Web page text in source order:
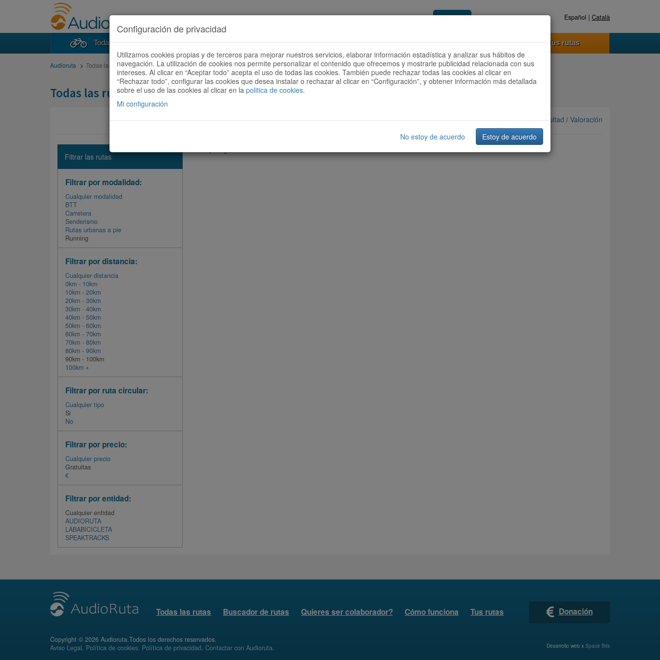
Acceder Registrate ahora Español | Català
Todas las rutas Buscador de rutas Quieres ser colaborador? Cómo funciona Tus rutas
Audioruta Todas las rutas
Todas las rutas
Ordenar por: Más recientes /Dificultad / Valoración
Filtrar las rutas
Filtrar por modalidad:
Cualquier modalidad
BTT
Carretera
Senderismo
Rutas urbanas a pie
Running
Filtrar por distancia:
Cualquier distancia
0km - 10km
10km - 20km
20km - 30km
30km - 40km
40km - 50km
50km - 60km
60km - 70km
70km - 80km
80km - 90km
90km - 100km
100km +
Filtrar por ruta circular:
Cualquier tipo
Si
No
Filtrar por precio:
Cualquier precio
Gratuitas
€
Filtrar por entidad:
Cualquier entidad
AUDIORUTA
LABABICICLETA
SPEAKTRACKS
Todas las rutas Buscador de rutas Quieres ser colaborador? Cómo funciona Tus rutas Donación
Copyright © 2026 Audioruta.Todos los derechos reservados.
Aviso Legal. Política de cookies. Política de privacidad. Contactar con Audioruta. Desarrollo web x Space Bits
Configuración de privacidad
Utilizamos cookies propias y de terceros para mejorar nuestros servicios, elaborar información estadística y analizar sus hábitos de
navegación. La utilización de cookies nos permite personalizar el contenido que ofrecemos y mostrarle publicidad relacionada con sus
intereses. Al clicar en “Aceptar todo” acepta el uso de todas las cookies. También puede rechazar todas las cookies al clicar en
“Rechazar todo”, configurar las cookies que desea instalar o rechazar al clicar en “Configuración”, y obtener información más detallada
sobre el uso de las cookies al clicar en la politica de cookies.
Mi configuración
No estoy de acuerdo Estoy de acuerdo